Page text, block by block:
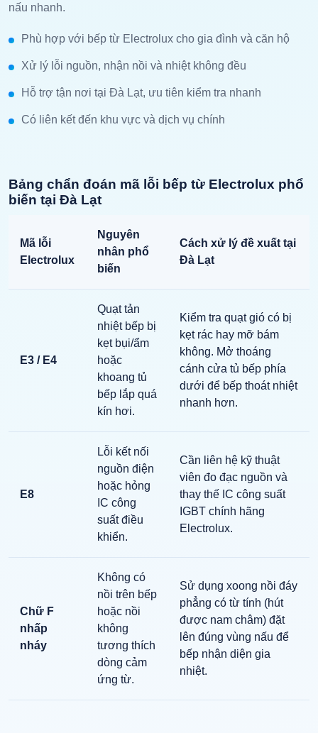
nấu nhanh.
Phù hợp với bếp từ Electrolux cho gia đình và căn hộ
Xử lý lỗi nguồn, nhận nồi và nhiệt không đều
Hỗ trợ tận nơi tại Đà Lạt, ưu tiên kiểm tra nhanh
Có liên kết đến khu vực và dịch vụ chính
Bảng chẩn đoán mã lỗi bếp từ Electrolux phổ
biến tại Đà Lạt
Mã lỗi
Electrolux
Nguyên
nhân phổ
biến
Cách xử lý đề xuất tại
Đà Lạt
E3 / E4
Quạt tản
nhiệt bếp bị
kẹt bụi/ẩm
hoặc
khoang tủ
bếp lắp quá
kín hơi.
Kiểm tra quạt gió có bị
kẹt rác hay mỡ bám
không. Mở thoáng
cánh cửa tủ bếp phía
dưới để bếp thoát nhiệt
nhanh hơn.
E8
Lỗi kết nối
nguồn điện
hoặc hỏng
IC công
suất điều
khiển.
Cần liên hệ kỹ thuật
viên đo đạc nguồn và
thay thế IC công suất
IGBT chính hãng
Electrolux.
Chữ F
nhấp
nháy
Không có
nồi trên bếp
hoặc nồi
không
tương thích
dòng cảm
ứng từ.
Sử dụng xoong nồi đáy
phẳng có từ tính (hút
được nam châm) đặt
lên đúng vùng nấu để
bếp nhận diện gia
nhiệt.